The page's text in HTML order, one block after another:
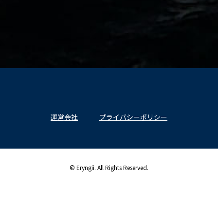
運営会社 プライバシーポリシー
© Eryngii. All Rights Reserved.